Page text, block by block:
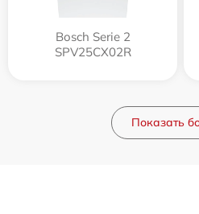
Bosch Serie 2
SPV25CX02R
Показать